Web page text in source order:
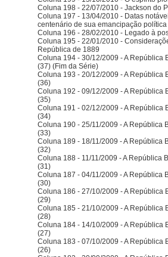
Coluna 198 - 22/07/2010 - Jackson do
Coluna 197 - 13/04/2010 - Datas
centenário de sua emancipação
Coluna 196 - 28/02/2010 - Legado à
Coluna 195 - 22/01/2010 -
República de 1889
Coluna 194 - 30/12/2009 - A República
(37) (Fim da Série)
Coluna 193 - 20/12/2009 - A República
(36)
Coluna 192 - 09/12/2009 - A República
(35)
Coluna 191 - 02/12/2009 - A República
(34)
Coluna 190 - 25/11/2009 - A República
(33)
Coluna 189 - 18/11/2009 - A República
(32)
Coluna 188 - 11/11/2009 - A República
(31)
Coluna 187 - 04/11/2009 - A República
(30)
Coluna 186 - 27/10/2009 - A República
(29)
Coluna 185 - 21/10/2009 - A República
(28)
Coluna 184 - 14/10/2009 - A República
(27)
Coluna 183 - 07/10/2009 - A República
(26)